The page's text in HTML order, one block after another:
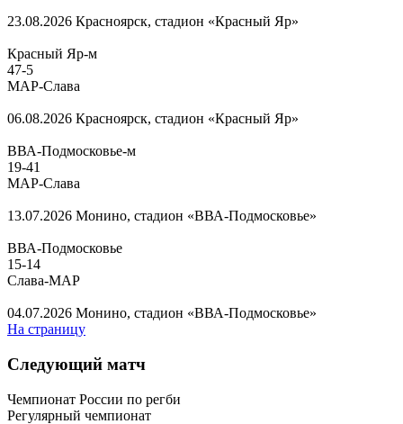
23.08.2026 Красноярск, стадион «Красный Яр»
Красный Яр-м
47-5
МАР-Слава
06.08.2026 Красноярск, стадион «Красный Яр»
ВВА-Подмосковье-м
19-41
МАР-Слава
13.07.2026 Монино, стадион «ВВА-Подмосковье»
ВВА-Подмосковье
15-14
Слава-МАР
04.07.2026 Монино, стадион «ВВА-Подмосковье»
На страницу
Следующий матч
Чемпионат России по регби
Регулярный чемпионат